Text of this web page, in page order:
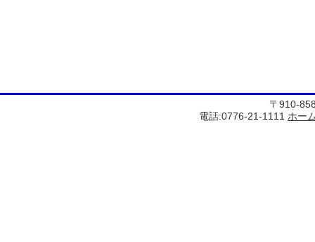
〒910-
電話:0776-21-1111 ホー